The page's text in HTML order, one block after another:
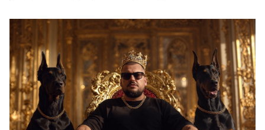
për një bashkëpunim me këngëtaren Erda, të cilën ai
e konsideron si një nga artistet më të talentuara
dhe...